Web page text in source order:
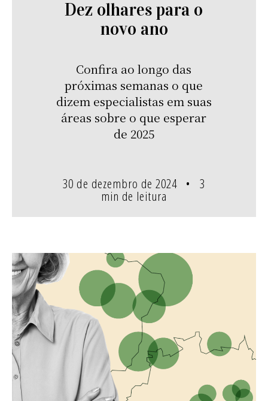
Dez olhares para o
novo ano
Confira ao longo das
próximas semanas o que
dizem especialistas em suas
áreas sobre o que esperar
de 2025
30 de dezembro de 2024 3
min de leitura